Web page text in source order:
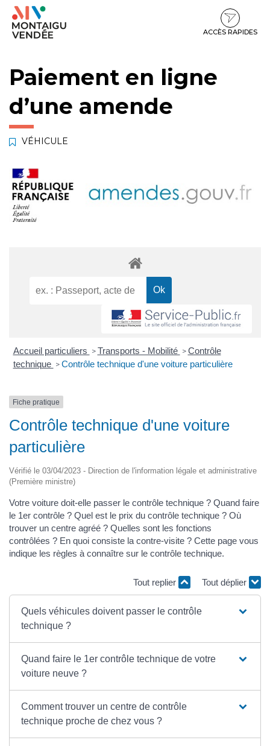
Gestion des traceurs
Aller
Aller
contenu
Aller
pied
ACCÈS RAPIDES
Paiement en ligne
d’une amende
VÉHICULE
Accueil particuliers > Transports - Mobilité > Contrôle
technique > Contrôle technique d'une voiture particulière
Fiche pratique
Contrôle technique d'une voiture
particulière
Vérifié le 03/04/2023 - Direction de l'information légale et administrative
(Première ministre)
Votre voiture doit-elle passer le contrôle technique ? Quand faire
le 1er contrôle ? Quel est le prix du contrôle technique ? Où
trouver un centre agréé ? Quelles sont les fonctions
contrôlées ? En quoi consiste la contre-visite ? Cette page vous
indique les règles à connaître sur le contrôle technique.
Tout replier Tout déplier
Quels véhicules doivent passer le contrôle
technique ?
Quand faire le 1er contrôle technique de votre
voiture neuve ?
Comment trouver un centre de contrôle
technique proche de chez vous ?